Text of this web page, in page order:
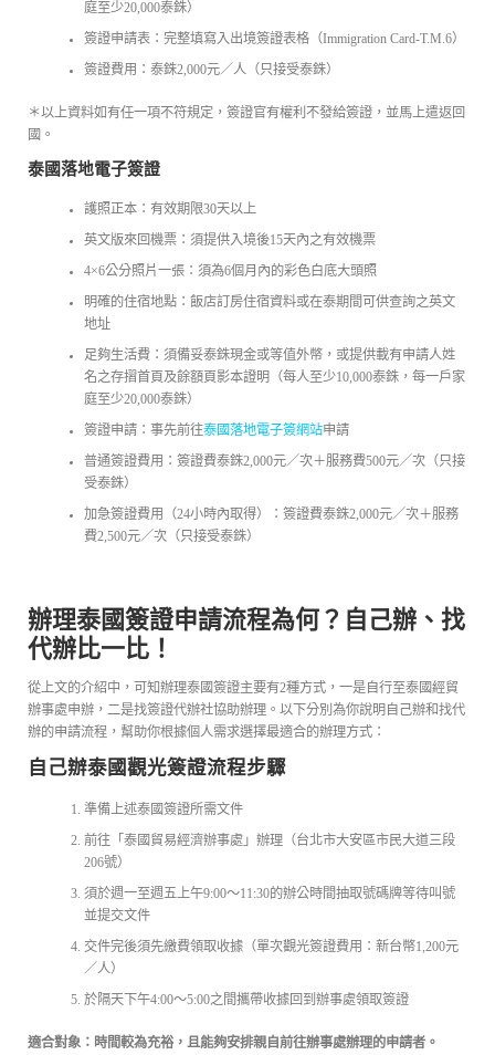
庭至少20,000泰銖）
簽證申請表：完整填寫入出境簽證表格（Immigration Card-T.M.6）
簽證費用：泰銖2,000元／人（只接受泰銖）
＊以上資料如有任一項不符規定，簽證官有權利不發給簽證，並馬上遣返回
國。
泰國落地電子簽證
護照正本：有效期限30天以上
英文版來回機票：須提供入境後15天內之有效機票
4×6公分照片一張：須為6個月內的彩色白底大頭照
明確的住宿地點：飯店訂房住宿資料或在泰期間可供查詢之英文
地址
足夠生活費：須備妥泰銖現金或等值外幣，或提供載有申請人姓
名之存摺首頁及餘額頁影本證明（每人至少10,000泰銖，每一戶家
庭至少20,000泰銖）
簽證申請：事先前往泰國落地電子簽網站申請
普通簽證費用：簽證費泰銖2,000元／次＋服務費500元／次（只接
受泰銖）
加急簽證費用（24小時內取得）：簽證費泰銖2,000元／次＋服務
費2,500元／次（只接受泰銖）
辦理泰國簽證申請流程為何？自己辦、找
代辦比一比！
從上文的介紹中，可知辦理泰國簽證主要有2種方式，一是自行至泰國經貿
辦事處申辦，二是找簽證代辦社協助辦理。以下分別為你說明自己辦和找代
辦的申請流程，幫助你根據個人需求選擇最適合的辦理方式：
自己辦泰國觀光簽證流程步驟
準備上述泰國簽證所需文件
前往「泰國貿易經濟辦事處」辦理（台北市大安區市民大道三段
206號）
須於週一至週五上午9:00～11:30的辦公時間抽取號碼牌等待叫號
並提交文件
交件完後須先繳費領取收據（單次觀光簽證費用：新台幣1,200元
／人）
於隔天下午4:00～5:00之間攜帶收據回到辦事處領取簽證
適合對象：時間較為充裕，且能夠安排親自前往辦事處辦理的申請者。